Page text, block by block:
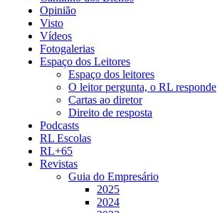
Opinião
Visto
Vídeos
Fotogalerias
Espaço dos Leitores
Espaço dos leitores
O leitor pergunta, o RL responde
Cartas ao diretor
Direito de resposta
Podcasts
RL Escolas
RL+65
Revistas
Guia do Empresário
2025
2024